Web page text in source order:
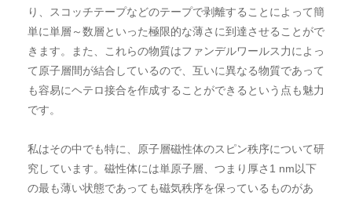
り、スコッチテープなどのテープで剥離することによって簡
単に単層～数層といった極限的な薄さに到達させることがで
きます。また、これらの物質はファンデルワールス力によっ
て原子層間が結合しているので、互いに異なる物質であって
も容易にヘテロ接合を作成することができるという点も魅力
です。
私はその中でも特に、原子層磁性体のスピン秩序について研
究しています。磁性体には単原子層、つまり厚さ1 nm以下
の最も薄い状態であっても磁気秩序を保っているものがあ